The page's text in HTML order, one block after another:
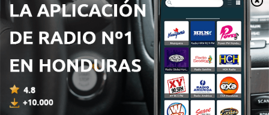
Sabiduría para el Corazón A traves de la Biblia